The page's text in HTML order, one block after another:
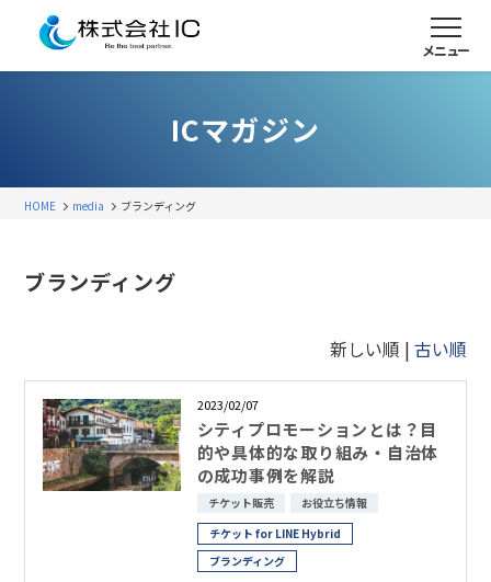
メニュー
ICマガジン
HOME media ブランディング
ブランディング
新しい順 | 古い順
2023/02/07
シティプロモーションとは？目
的や具体的な取り組み・自治体
の成功事例を解説
チケット販売
お役立ち情報
チケット for LINE Hybrid
ブランディング